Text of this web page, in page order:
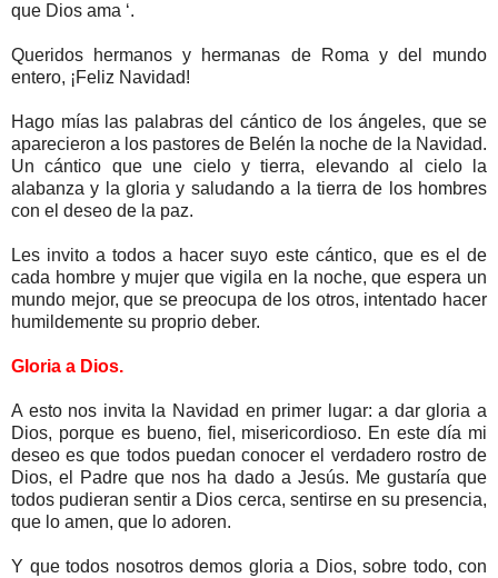
que Dios ama ‘.
Queridos hermanos y hermanas de Roma y del mundo
entero, ¡Feliz Navidad!
Hago mías las palabras del cántico de los ángeles, que se
aparecieron a los pastores de Belén la noche de la Navidad.
Un cántico que une cielo y tierra, elevando al cielo la
alabanza y la gloria y saludando a la tierra de los hombres
con el deseo de la paz.
Les invito a todos a hacer suyo este cántico, que es el de
cada hombre y mujer que vigila en la noche, que espera un
mundo mejor, que se preocupa de los otros, intentado hacer
humildemente su proprio deber.
Gloria a Dios.
A esto nos invita la Navidad en primer lugar: a dar gloria a
Dios, porque es bueno, fiel, misericordioso. En este día mi
deseo es que todos puedan conocer el verdadero rostro de
Dios, el Padre que nos ha dado a Jesús. Me gustaría que
todos pudieran sentir a Dios cerca, sentirse en su presencia,
que lo amen, que lo adoren.
Y que todos nosotros demos gloria a Dios, sobre todo, con